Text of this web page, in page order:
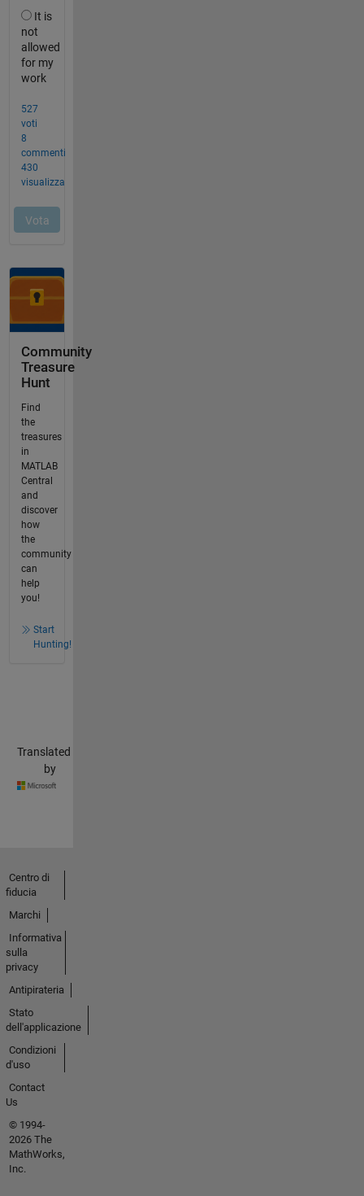
Community
Treasure
Hunt
Find
the
treasures
in
MATLAB
Central
and
discover
how
the
community
can
help
you!
Start
Hunting!
Translated
by
Centro di
fiducia
Marchi
Informativa
sulla
privacy
Antipirateria
Stato
dell'applicazione
Condizioni
d'uso
Contact
Us
© 1994-
2026 The
MathWorks,
Inc.